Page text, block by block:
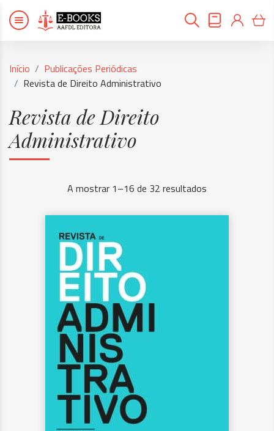
Início
Publicações Periódicas
Revista de Direito Administrativo
Revista de Direito
Administrativo
A mostrar 1–16 de 32 resultados